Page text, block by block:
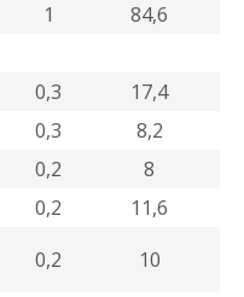
1 84,6
0,3
17,4
0,3
8,2
0,2
8
0,2
11,6
0,2
10